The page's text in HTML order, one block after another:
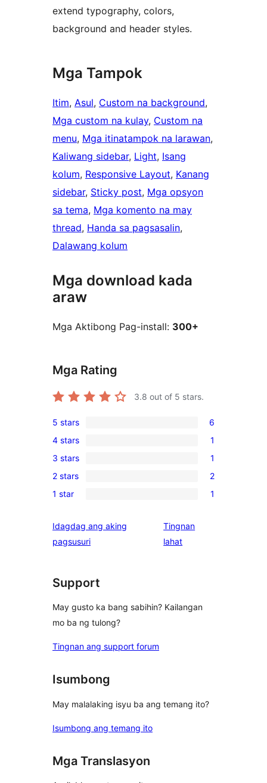
extend typography, colors,
background and header styles.
Mga Tampok
Itim, Asul, Custom na background
Mga custom na kulay, Custom na
menu, Mga itinatampok na larawan
Kaliwang sidebar, Light, Isang
kolum, Responsive Layout, Kanang
sidebar, Sticky post, Mga opsyon
sa tema, Mga komento na may
thread, Handa sa pagsasalin
Dalawang kolum
Mga download kada
araw
Mga Aktibong Pag-install: 300+
Mga Rating
3.8 out of 5 stars.
6
5-
star
reviews
5 stars 6
1
4-
star
review
4 stars 1
1
3-
star
3 stars 1
2
2-
reviews
2 stars 2
1
star
review
1 star 1
Idagdag ang aking
pagsusuri
Tingnan
lahatng
Support
May gusto ka bang sabihin? Kailangan
mo ba ng tulong?
Tingnan ang support forum
Isumbong
May malalaking isyu ba ang temang ito?
Isumbong ang temang ito
Mga Translasyon